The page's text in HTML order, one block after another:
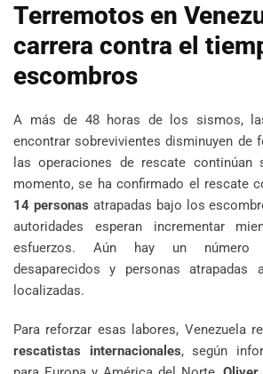
Terremotos en
carrera contra el
escombros
A más de 48 horas de los sismos,
encontrar sobrevivientes disminuyen de
las operaciones de rescate continúan
momento, se ha confirmado el rescate
14 personas atrapadas bajo los
autoridades esperan incrementar
esfuerzos. Aún hay un número
desaparecidos y personas
localizadas.
Para reforzar esas labores, Venezuela
rescatistas internacionales, según